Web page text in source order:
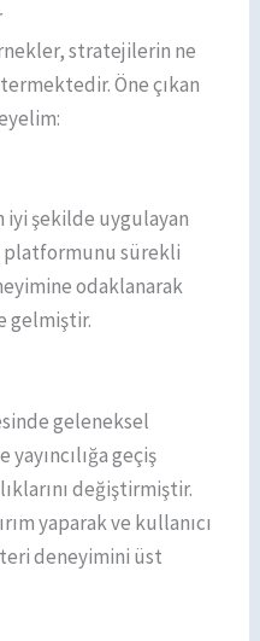
stratejilerin ne
Öne çıkan
iyi şekilde uygulayan
sürekli
odaklanarak
gelmiştir.
geleneksel
geçiş
değiştirmiştir.
yaparak ve kullanıcı
deneyimini üst